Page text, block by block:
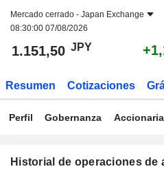
Mercado cerrado - Japan Exchange
08:30:00 07/08/2026
1.151,50 JPY
Resumen Cotizaciones
Perfil Gobernanza
Historial de operaciones de